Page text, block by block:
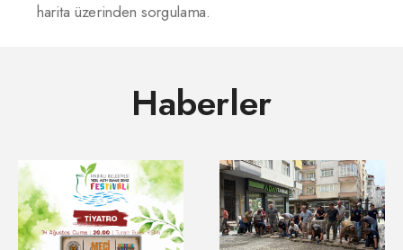
harita üzerinden sorgulama.
Haberler